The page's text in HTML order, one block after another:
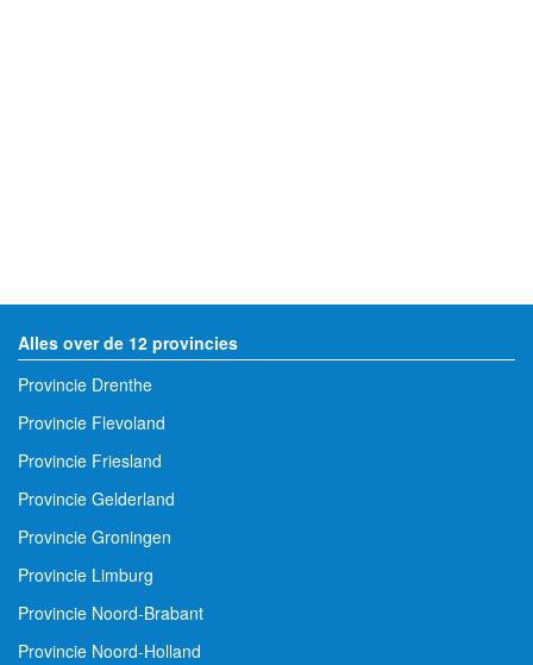
Alles over de 12 provincies
Provincie Drenthe
Provincie Flevoland
Provincie Friesland
Provincie Gelderland
Provincie Groningen
Provincie Limburg
Provincie Noord-Brabant
Provincie Noord-Holland